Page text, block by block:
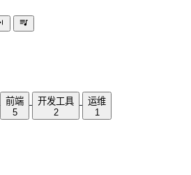
前端
5
开发工具
2
运维
1